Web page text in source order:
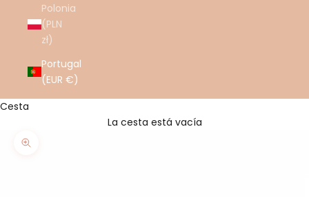
Polonia
(PLN
zł)
Portugal
(EUR €)
Cesta
La cesta está vacía
Zoom